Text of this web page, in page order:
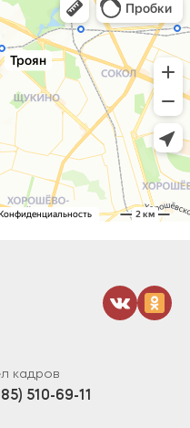
кадров
510-69-11